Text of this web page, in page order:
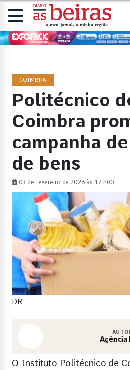
COIMBRA
Politécnico
Coimbra
campanha
de bens
03 de fevereiro de 2026 às 17 h00
DR
Agência
O Instituto Politécnico de